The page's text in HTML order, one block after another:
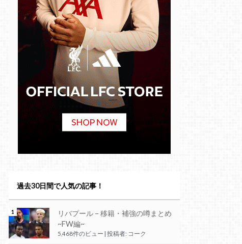
過去30日間で人気の記事！
リバプール – 移籍・補強の噂まとめ
~FW編~
5,468件のビュー | 投稿者: コーク